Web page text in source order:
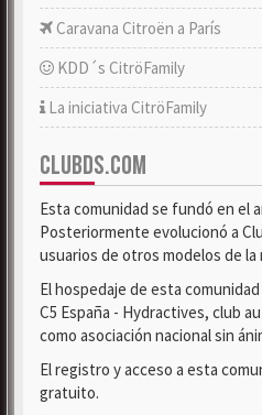
Caravana Citroën a París
KDD´s CitröFamily
La iniciativa CitröFamily
CLUBDS.COM
Esta comunidad se fundó en el
Posteriormente evolucionó a
usuarios de otros modelos de la
El hospedaje de esta
C5 España - Hydractives, club
como asociación nacional sin
El registro y acceso a esta
gratuito.